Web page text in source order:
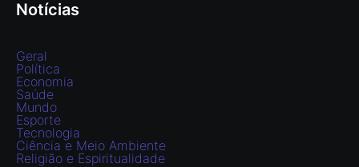
Notícias
Geral
Política
Economia
Saúde
Mundo
Esporte
Tecnologia
Ciência e Meio Ambiente
Religião e Espiritualidade